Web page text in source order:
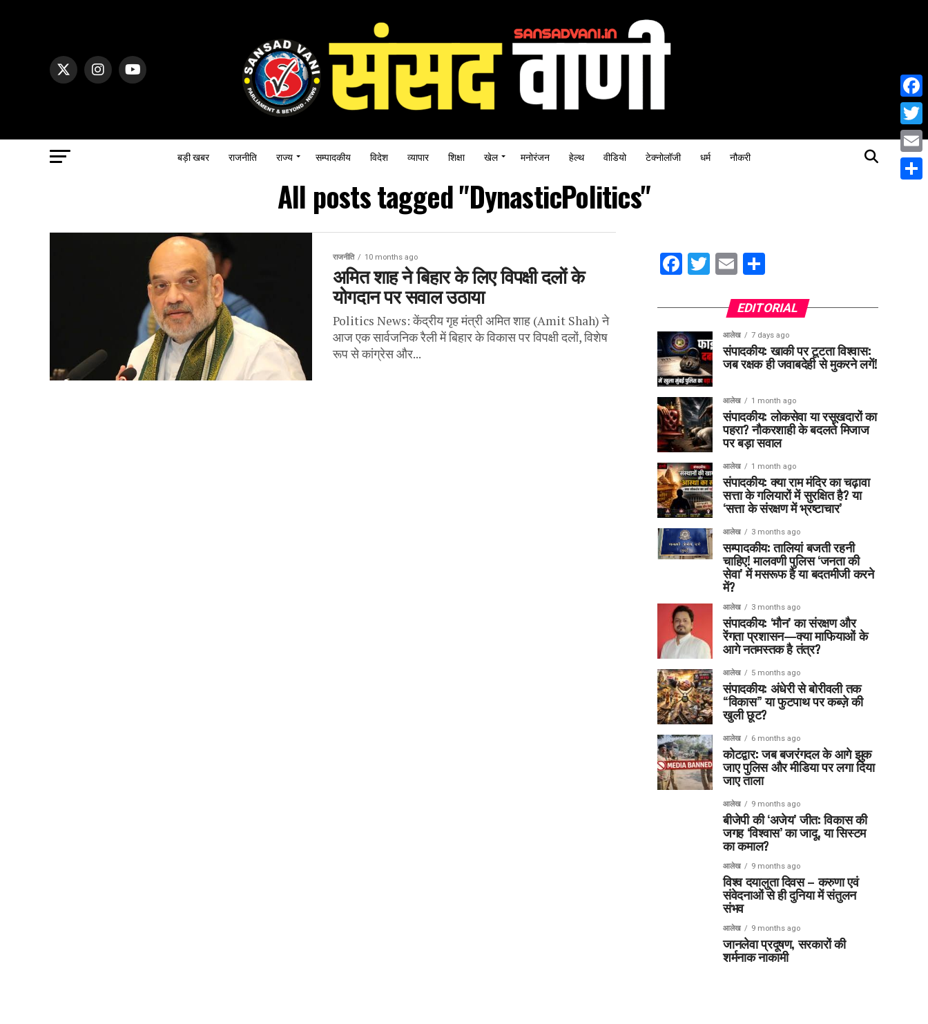
बड़ी खबर राजनीति राज्य सम्पादकीय विदेश व्यापार शिक्षा खेल मनोरंजन हेल्थ वीडियो टेक्नोलॉजी धर्म नौकरी
All posts tagged "DynasticPolitics"
राजनीति 10 months ago
अमित शाह ने बिहार के लिए विपक्षी दलों के
योगदान पर सवाल उठाया
Politics News: केंद्रीय गृह मंत्री अमित शाह (Amit Shah) ने
आज एक सार्वजनिक रैली में बिहार के विकास पर विपक्षी दलों, विशेष
रूप से कांग्रेस और...
Facebook
Twitter
Email
EDITORIAL
आलेख 7 days ago
संपादकीय: खाकी पर टूटता विश्वास:
जब रक्षक ही जवाबदेही से मुकरने लगें!
आलेख 1 month ago
संपादकीय: लोकसेवा या रसूखदारों का
पहरा? नौकरशाही के बदलते मिजाज
पर बड़ा सवाल
आलेख 1 month ago
संपादकीय: क्या राम मंदिर का चढ़ावा
सत्ता के गलियारों में सुरक्षित है? या
‘सत्ता के संरक्षण में भ्रष्टाचार’
आलेख 3 months ago
सम्पादकीय: तालियां बजती रहनी
चाहिए! मालवणी पुलिस ‘जनता की
सेवा’ में मसरूफ है या बदतमीजी करने
में?
आलेख 3 months ago
संपादकीय: ‘मौन’ का संरक्षण और
रेंगता प्रशासन—क्या माफियाओं के
आगे नतमस्तक है तंत्र?
आलेख 5 months ago
संपादकीय: अंधेरी से बोरीवली तक
“विकास” या फुटपाथ पर कब्ज़े की
खुली छूट?
आलेख 6 months ago
कोटद्वार: जब बजरंगदल के आगे झुक
जाए पुलिस और मीडिया पर लगा दिया
जाए ताला
आलेख 9 months ago
बीजेपी की ‘अजेय’ जीत: विकास की
जगह ‘विश्वास’ का जादू, या सिस्टम
का कमाल?
आलेख 9 months ago
विश्व दयालुता दिवस – करुणा एवं
संवेदनाओं से ही दुनिया में संतुलन
संभव
आलेख 9 months ago
जानलेवा प्रदूषण, सरकारों की
शर्मनाक नाकामी
Email